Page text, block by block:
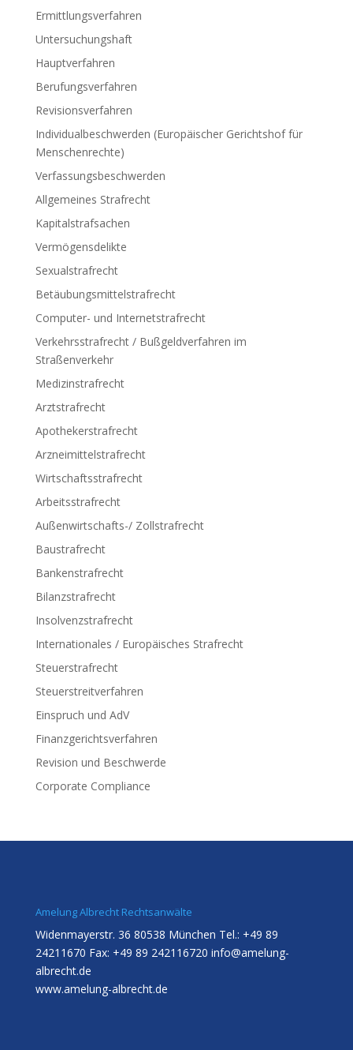
Ermittlungsverfahren
Untersuchungshaft
Hauptverfahren
Berufungsverfahren
Revisionsverfahren
Individualbeschwerden (Europäischer Gerichtshof für
Menschenrechte)
Verfassungsbeschwerden
Allgemeines Strafrecht
Kapitalstrafsachen
Vermögensdelikte
Sexualstrafrecht
Betäubungsmittelstrafrecht
Computer- und Internetstrafrecht
Verkehrsstrafrecht / Bußgeldverfahren im
Straßenverkehr
Medizinstrafrecht
Arztstrafrecht
Apothekerstrafrecht
Arzneimittelstrafrecht
Wirtschaftsstrafrecht
Arbeitsstrafrecht
Außenwirtschafts-/ Zollstrafrecht
Baustrafrecht
Bankenstrafrecht
Bilanzstrafrecht
Insolvenzstrafrecht
Internationales / Europäisches Strafrecht
Steuerstrafrecht
Steuerstreitverfahren
Einspruch und AdV
Finanzgerichtsverfahren
Revision und Beschwerde
Corporate Compliance
Amelung Albrecht Rechtsanwälte
Widenmayerstr. 36 80538 München Tel.: +49 89
24211670 Fax: +49 89 242116720 info@amelung-
albrecht.de
www.amelung-albrecht.de